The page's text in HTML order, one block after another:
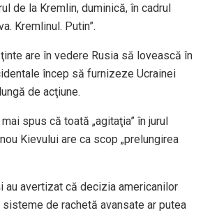
de la Kremlin, duminică, în cadrul
Kremlinul. Putin”.
are în vedere Rusia să lovească în
încep să furnizeze Ucrainei
de acţiune.
spus că toată „agitaţia” în jurul
Kievului are ca scop „prelungirea
au avertizat că decizia americanilor
de rachetă avansate ar putea